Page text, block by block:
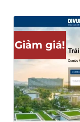
Giảm giá!